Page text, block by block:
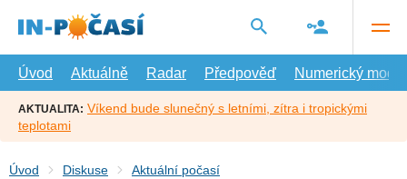
hlavní
Úvod
Aktuálně Radar Předpověď Numerický model
AKTUALITA: Víkend bude slunečný s letními, zítra i tropickými
teplotami
Úvod Diskuse
Aktuální počasí